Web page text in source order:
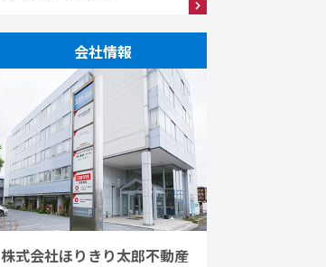
会社情報
株式会社ほりきり太郎不動産